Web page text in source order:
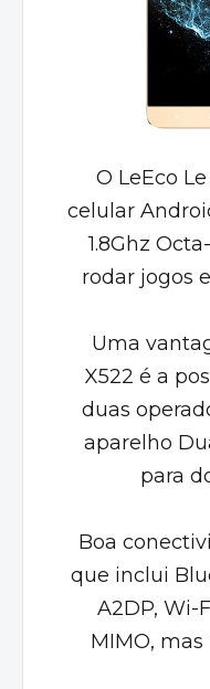
O LeEco
celular
1.8Ghz
rodar jogos
Uma
X522 é a
duas
aparelho
para
Boa
que inclui
A2DP, Wi-
MIMO,